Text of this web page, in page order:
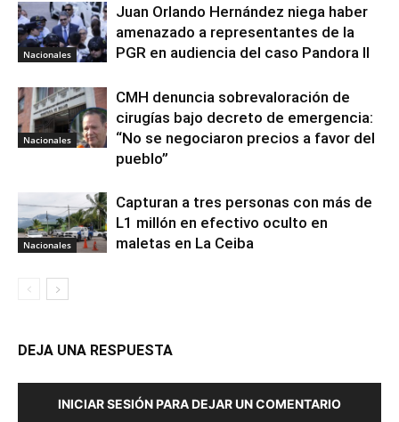
Nacionales
Juan Orlando Hernández niega haber
amenazado a representantes de la
PGR en audiencia del caso Pandora II
Nacionales
CMH denuncia sobrevaloración de
cirugías bajo decreto de emergencia:
“No se negociaron precios a favor del
pueblo”
Nacionales
Capturan a tres personas con más de
L1 millón en efectivo oculto en
maletas en La Ceiba
DEJA UNA RESPUESTA
INICIAR SESIÓN PARA DEJAR UN COMENTARIO